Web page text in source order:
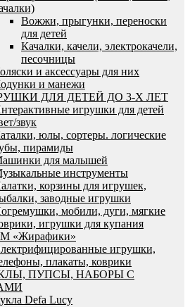
Вожжи, прыгунки, переноски
для детей
Качалки, качели, электрокачели,
песочницы
и аксессуары для них
и манежи
ДЛЯ ДЕТЕЙ ДО 3-Х ЛЕТ
игрушки для детей
звук
юлы, сортеры. логические
пирамиды
для малышей
инструменты
корзины для игрушек,
заводные игрушки
мобили, дуги, мягкие
игрушки для купания
«Жирафики»
игрушки,
плакаты, коврики
ПУПСЫ, НАБОРЫ С
Defa Lucy